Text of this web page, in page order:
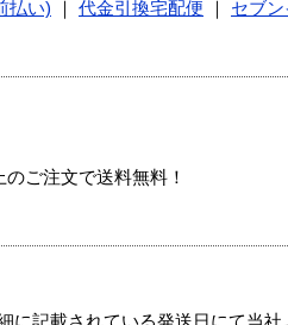
払い) 代金引換宅配便
セブ
ご注文で送料無料！